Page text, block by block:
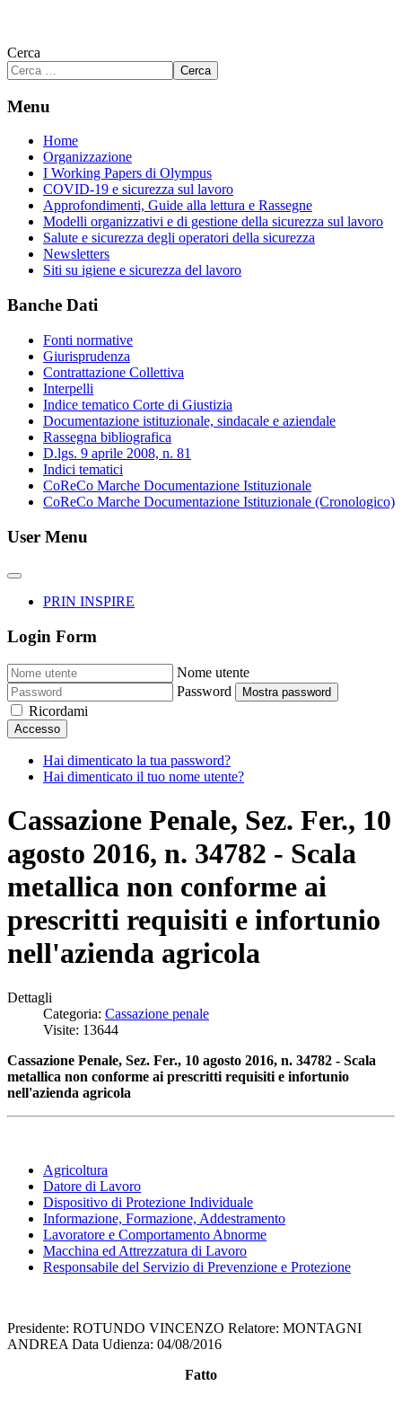
Cerca
Cerca
Menu
Home
Organizzazione
I Working Papers di Olympus
COVID-19 e sicurezza sul lavoro
Approfondimenti, Guide alla lettura e Rassegne
Modelli organizzativi e di gestione della sicurezza sul lavoro
Salute e sicurezza degli operatori della sicurezza
Newsletters
Siti su igiene e sicurezza del lavoro
Banche Dati
Fonti normative
Giurisprudenza
Contrattazione Collettiva
Interpelli
Indice tematico Corte di Giustizia
Documentazione istituzionale, sindacale e aziendale
Rassegna bibliografica
D.lgs. 9 aprile 2008, n. 81
Indici tematici
CoReCo Marche Documentazione Istituzionale
CoReCo Marche Documentazione Istituzionale (Cronologico)
User Menu
PRIN INSPIRE
Login Form
Nome utente
Password
Mostra password
Ricordami
Accesso
Hai dimenticato la tua password?
Hai dimenticato il tuo nome utente?
Cassazione Penale, Sez. Fer., 10
agosto 2016, n. 34782 - Scala
metallica non conforme ai
prescritti requisiti e infortunio
nell'azienda agricola
Dettagli
Categoria: Cassazione penale
Visite: 13644
Cassazione Penale, Sez. Fer., 10 agosto 2016, n. 34782 - Scala
metallica non conforme ai prescritti requisiti e infortunio
nell'azienda agricola
Agricoltura
Datore di Lavoro
Dispositivo di Protezione Individuale
Informazione, Formazione, Addestramento
Lavoratore e Comportamento Abnorme
Macchina ed Attrezzatura di Lavoro
Responsabile del Servizio di Prevenzione e Protezione
Presidente: ROTUNDO VINCENZO Relatore: MONTAGNI
ANDREA Data Udienza: 04/08/2016
Fatto